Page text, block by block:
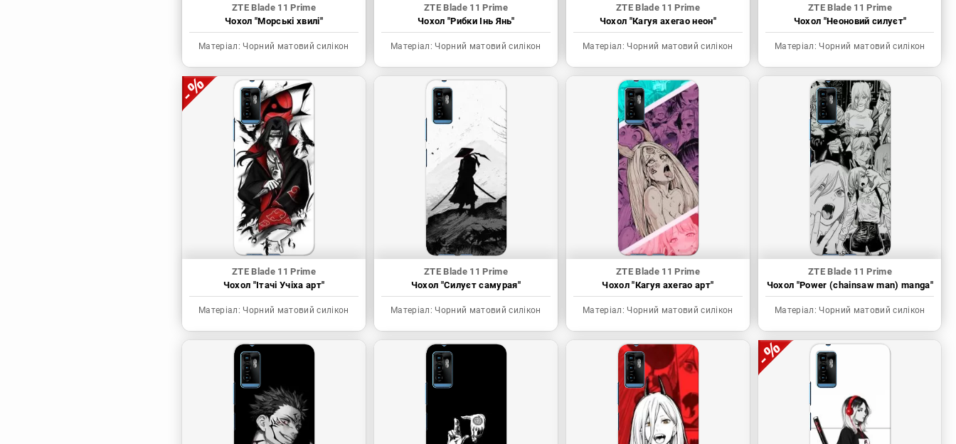
ZTE Blade 11 Prime
Чохол "Морські хвилі"
Матеріал: Чорний матовий силікон
ZTE Blade 11 Prime
Чохол "Рибки Інь Янь"
Матеріал: Чорний матовий силікон
ZTE Blade 11 Prime
Чохол "Кагуя ахегао неон"
Матеріал: Чорний матовий силікон
ZTE Blade 11 Prime
Чохол "Неоновий силуєт"
Матеріал: Чорний матовий силікон
ZTE Blade 11 Prime
Чохол "Ітачі Учіха арт"
Матеріал: Чорний матовий силікон
ZTE Blade 11 Prime
Чохол "Силуєт самурая"
Матеріал: Чорний матовий силікон
ZTE Blade 11 Prime
Чохол "Кагуя ахегао арт"
Матеріал: Чорний матовий силікон
ZTE Blade 11 Prime
Чохол "Power (chainsaw man) manga"
Матеріал: Чорний матовий силікон